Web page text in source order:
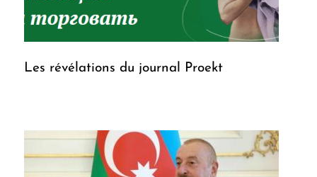
Les révélations du journal Proekt